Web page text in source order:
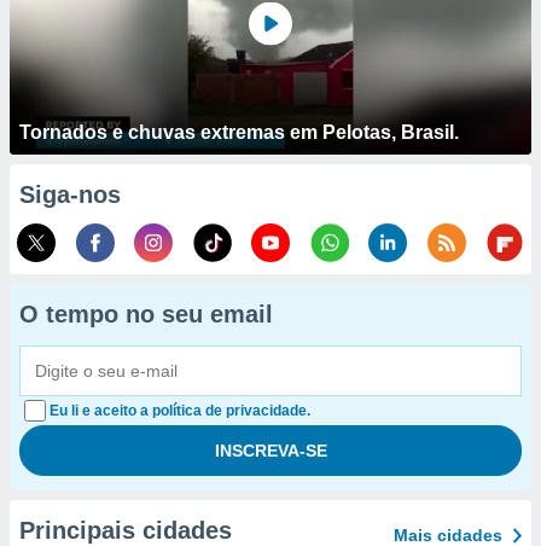
Tornados e chuvas extremas em Pelotas, Brasil.
Siga-nos
O tempo no seu email
Eu li e aceito a política de privacidade.
Principais cidades Mais cidades